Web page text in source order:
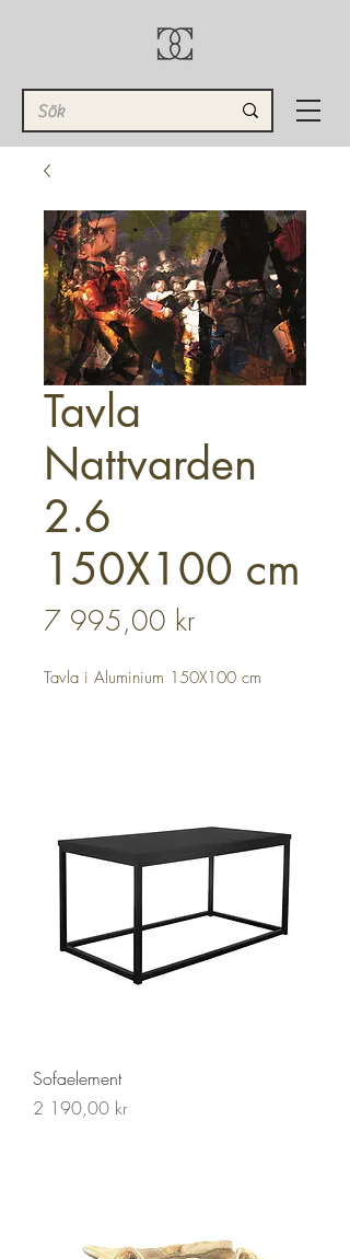
Tavla
Nattvarden
2.6
150X100 cm
7 995,00 krPris
Tavla i Aluminium 150X100 cm
Sofaelement
Pris
2 190,00 kr